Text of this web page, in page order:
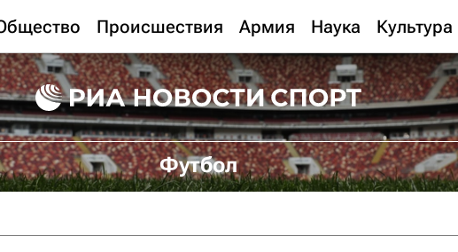
Происшествия Армия Наука Культура
Футбол